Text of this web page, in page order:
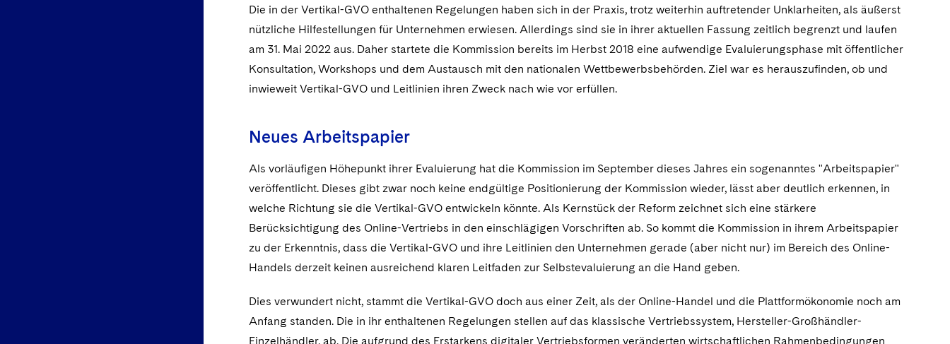
Die in der Vertikal-GVO enthaltenen Regelungen haben sich in der Praxis, trotz weiterhin auftretender Unklarheiten, als äußerst
nützliche Hilfestellungen für Unternehmen erwiesen. Allerdings sind sie in ihrer aktuellen Fassung zeitlich begrenzt und laufen
am 31. Mai 2022 aus. Daher startete die Kommission bereits im Herbst 2018 eine aufwendige Evaluierungsphase mit öffentlicher
Konsultation, Workshops und dem Austausch mit den nationalen Wettbewerbsbehörden. Ziel war es herauszufinden, ob und
inwieweit Vertikal-GVO und Leitlinien ihren Zweck nach wie vor erfüllen.
Neues Arbeitspapier
Als vorläufigen Höhepunkt ihrer Evaluierung hat die Kommission im September dieses Jahres ein sogenanntes "Arbeitspapier"
veröffentlicht. Dieses gibt zwar noch keine endgültige Positionierung der Kommission wieder, lässt aber deutlich erkennen, in
welche Richtung sie die Vertikal-GVO entwickeln könnte. Als Kernstück der Reform zeichnet sich eine stärkere
Berücksichtigung des Online-Vertriebs in den einschlägigen Vorschriften ab. So kommt die Kommission in ihrem Arbeitspapier
zu der Erkenntnis, dass die Vertikal-GVO und ihre Leitlinien den Unternehmen gerade (aber nicht nur) im Bereich des Online-
Handels derzeit keinen ausreichend klaren Leitfaden zur Selbstevaluierung an die Hand geben.
Dies verwundert nicht, stammt die Vertikal-GVO doch aus einer Zeit, als der Online-Handel und die Plattformökonomie noch am
Anfang standen. Die in ihr enthaltenen Regelungen stellen auf das klassische Vertriebssystem, Hersteller-Großhändler-
Einzelhändler, ab. Die aufgrund des Erstarkens digitaler Vertriebsformen veränderten wirtschaftlichen Rahmenbedingungen